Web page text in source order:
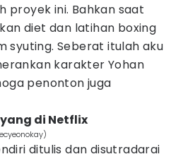
proyek ini. Bahkan saat
diet dan latihan boxing
syuting. Seberat itulah aku
karakter Yohan
penonton juga
di Netflix
ditulis dan disutradarai